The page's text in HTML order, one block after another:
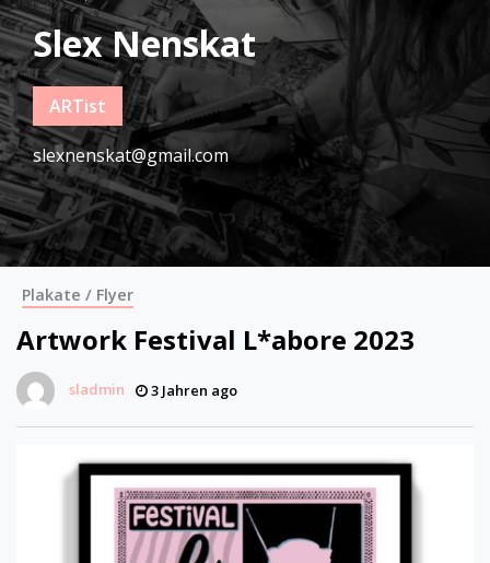
Slex Nenskat
ARTist
slexnenskat@gmail.com
Plakate / Flyer
Artwork Festival L*abore 2023
sladmin 3 Jahren ago